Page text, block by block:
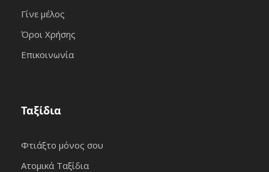
Γίνε μέλος
Όροι Χρήσης
Επικοινωνία
Ταξίδια
Φτιάξτο μόνος σου
Ατομικά Ταξίδια